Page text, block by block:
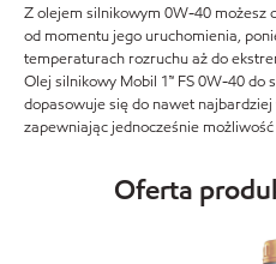
Z olejem silnikowym 0W-40 możesz
od momentu jego uruchomienia,
temperaturach rozruchu aż do
Olej silnikowy Mobil 1™ FS 0W-40 do
dopasowuje się do nawet
zapewniając jednocześnie
Oferta